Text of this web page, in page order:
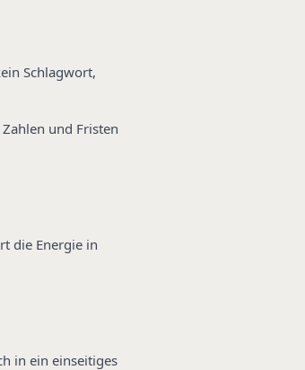
Schlagwort,
und Fristen
die Energie in
in ein einseitiges